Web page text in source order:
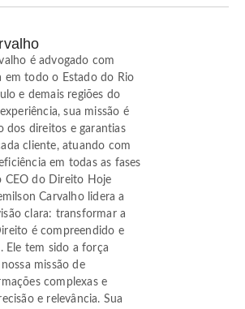
é advogado com
em todo o Estado do Rio
e demais regiões do
sua missão é
dos direitos e garantias
cliente, atuando com
em todas as fases
CEO do Direito Hoje
Carvalho lidera a
clara: transformar a
é compreendido e
Ele tem sido a força
missão de
complexas e
e relevância. Sua